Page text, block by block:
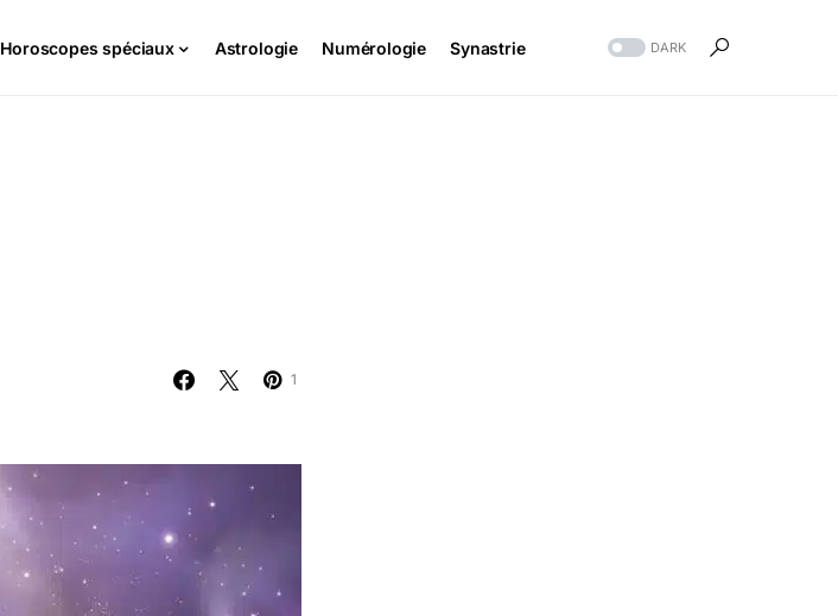
Horoscopes spéciaux Astrologie Numérologie Synastrie DARK
1